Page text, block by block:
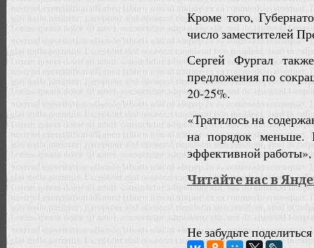
Кроме того,
число заместителей
Сергей Фургал
предложения по
20-25%.
«Тратилось на
на порядок меньше.
эффективной
Читайте нас в
Не забудьте